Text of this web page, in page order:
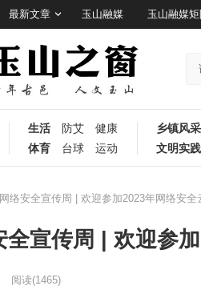
最新文章 玉山融媒 玉山融媒
生活 防艾
健康
体育
台球 运动
乡镇风采
文明实践
络安全宣传周 | 欢迎参加2023年网络安全
全宣传周 | 欢迎参
阅读(1465)